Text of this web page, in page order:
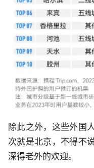
除此之外，这些外国
次就是北京，不得不
深得老外的欢迎。